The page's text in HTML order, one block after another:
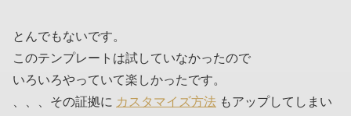
とんでもないです。
このテンプレートは試していなかったので
いろいろやっていて楽しかったです。
、、、その証拠に カスタマイズ方法 もアップしてしまい